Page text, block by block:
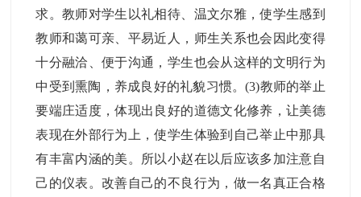
求。教师对学生以礼相待、温文尔雅，使学生感到
教师和蔼可亲、平易近人，师生关系也会因此变得
十分融洽、便于沟通，学生也会从这样的文明行为
中受到熏陶，养成良好的礼貌习惯。(3)教师的举止
要端庄适度，体现出良好的道德文化修养，让美德
表现在外部行为上，使学生体验到自己举止中那具
有丰富内涵的美。所以小赵在以后应该多加注意自
己的仪表。改善自己的不良行为，做一名真正合格